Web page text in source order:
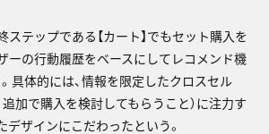
ステップである【カート】でもセット購入を
ーの行動履歴をベースにしてレコメンド機
具体的には、情報を限定したクロスセル
追加で購入を検討してもらうこと）に注力す
デザインにこだわったという。